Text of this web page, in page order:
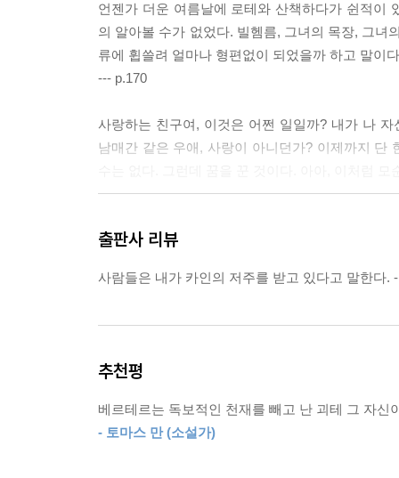
언젠가 더운 여름날에 로테와 산책하다가 쉰적이
의 알아볼 수가 없었다. 빌헴름, 그녀의 목장, 그녀
류에 휩쓸려 얼마나 형편없이 되었을까 하고 말이
--- p.170
사랑하는 친구여, 이것은 어쩐 일일까? 내가 나
남매간 같은 우애, 사랑이 아니던가? 이제까지 단
눈동자 속에서 떠돌고 있었다. 신이여, 지금도 저
잃었다. 나의 눈에는 눈물이 가득 고이고, 어딜 가
출판사 리뷰
사람들은 내가 카인의 저주를 받고 있다고 말한다
추천평
베르테르는 독보적인 천재를 빼고 난 괴테 그 자신
- 토마스 만 (소설가)